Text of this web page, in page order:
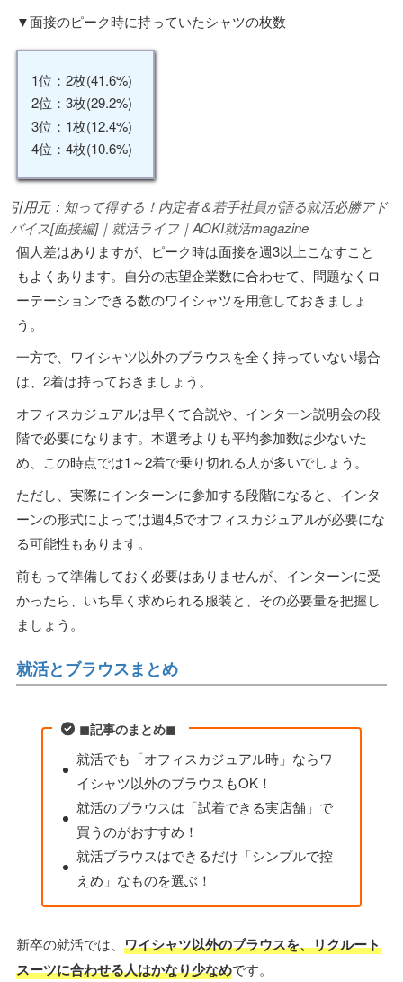
▼面接のピーク時に持っていたシャツの枚数
1位：2枚(41.6%)
2位：3枚(29.2%)
3位：1枚(12.4%)
4位：4枚(10.6%)
引用元： 知って得する！内定者＆若手社員が語る就活必勝アド
バイス[面接編]｜就活ライフ｜AOKI就活magazine
個人差はありますが、ピーク時は面接を週3以上こなすこと
もよくあります。自分の志望企業数に合わせて、問題なくロ
ーテーションできる数のワイシャツを用意しておきましょ
う。
一方で、ワイシャツ以外のブラウスを全く持っていない場合
は、2着は持っておきましょう。
オフィスカジュアルは早くて合説や、インターン説明会の段
階で必要になります。本選考よりも平均参加数は少ないた
め、この時点では1～2着で乗り切れる人が多いでしょう。
ただし、実際にインターンに参加する段階になると、インタ
ーンの形式によっては週4,5でオフィスカジュアルが必要にな
る可能性もあります。
前もって準備しておく必要はありませんが、インターンに受
かったら、いち早く求められる服装と、その必要量を把握し
ましょう。
就活とブラウスまとめ
◼︎記事のまとめ◼︎
就活でも「オフィスカジュアル時」ならワ
イシャツ以外のブラウスもOK！
就活のブラウスは「試着できる実店舗」で
買うのがおすすめ！
就活ブラウスはできるだけ「シンプルで控
えめ」なものを選ぶ！
新卒の就活では、 ワイシャツ以外のブラウスを、リクルート
スーツに合わせる人はかなり少なめです。